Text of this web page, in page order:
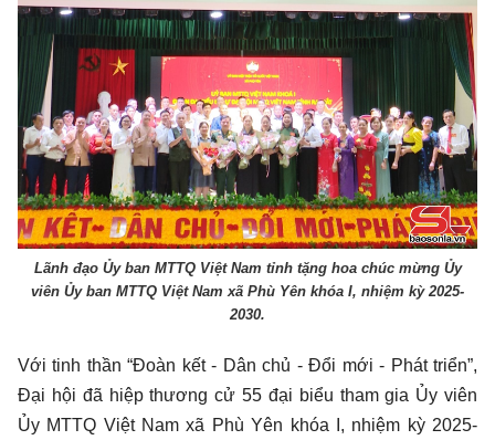
Lãnh đạo Ủy ban MTTQ Việt Nam tỉnh tặng hoa chúc mừng Ủy
viên Ủy ban MTTQ Việt Nam xã Phù Yên khóa I, nhiệm kỳ 2025-
2030.
Với tinh thần “Đoàn kết - Dân chủ - Đổi mới - Phát triển”,
Đại hội đã hiệp thương cử 55 đại biểu tham gia Ủy viên
Ủy MTTQ Việt Nam xã Phù Yên khóa I, nhiệm kỳ 2025-